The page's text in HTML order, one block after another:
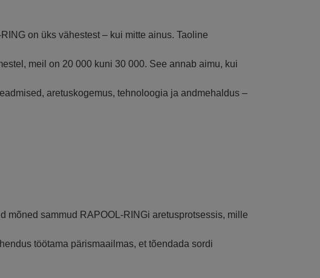
on üks vähestest – kui mitte ainus. Taoline
meil on 20 000 kuni 30 000. See annab aimu, kui
aretuskogemus, tehnoloogia ja andmehaldus –
mõned sammud RAPOOL-RINGi aretusprotsessis, mille
töötama pärismaailmas, et tõendada sordi